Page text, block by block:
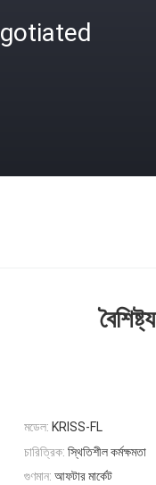
বৈশিষ্ট্য
মডেল: KRISS-FL
চারিত্রিক: স্থিতিশীল কর্মক্ষমতা
গুণমান: আফটার মার্কেট